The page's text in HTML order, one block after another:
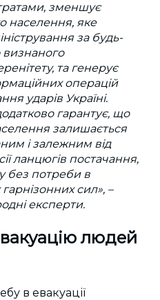
зменшує
населення, яке
за будь-
визнаного
та генерує
операцій
ударів Україні.
гарантує, що
залишається
і залежним від
ланцюгів постачання,
без потреби в
сил», –
експерти.
людей
в евакуації